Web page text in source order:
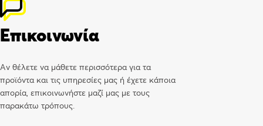
Επικοινωνία
Αν θέλετε να μάθετε περισσότερα για τα
προϊόντα και τις υπηρεσίες μας ή έχετε κάποια
απορία, επικοινωνήστε μαζί μας με τους
παρακάτω τρόπους.